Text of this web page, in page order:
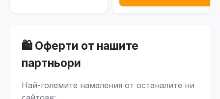
🛍️ Оферти от нашите
партньори
Най-големите намаления от останалите ни